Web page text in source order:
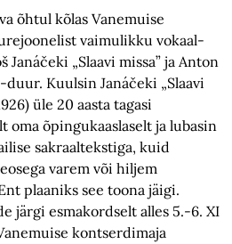
õhtul kõlas Vanemuise
vaimulikku vokaal-
„Slaavi missa” ja Anton
Kuulsin Janáčeki „Slaavi
üle 20 aasta tagasi
õpingukaaslaselt ja lubasin
sakraaltekstiga, kuid
varem või hiljem
plaaniks see toona jäigi.
järgi esmakordselt alles 5.-6. XI
kontserdimaja